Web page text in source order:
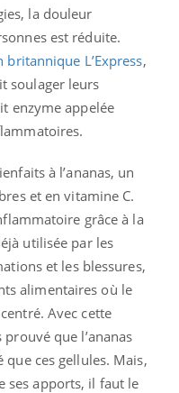
la douleur
est réduite.
britannique L’Express,
soulager leurs
enzyme appelée
à l’ananas, un
et en vitamine C.
grâce à la
utilisée par les
et les blessures,
alimentaires où le
Avec cette
que l’ananas
ces gellules. Mais,
ses apports, il faut le